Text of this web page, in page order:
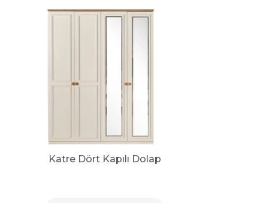
Katre Dört Kapılı Dolap